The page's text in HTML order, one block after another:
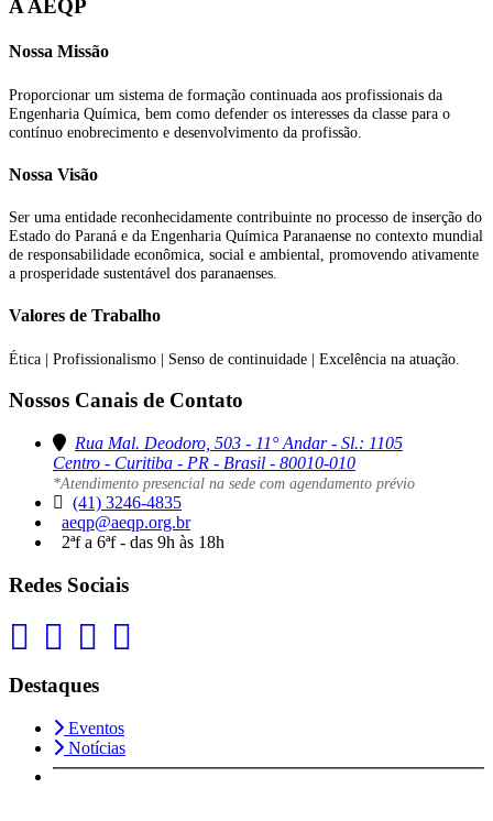
A AEQP
Nossa Missão
Proporcionar um sistema de formação continuada aos profissionais da
Engenharia Química, bem como defender os interesses da classe para o
contínuo enobrecimento e desenvolvimento da profissão.
Nossa Visão
Ser uma entidade reconhecidamente contribuinte no processo de inserção do
Estado do Paraná e da Engenharia Química Paranaense no contexto mundial
de responsabilidade econômica, social e ambiental, promovendo ativamente
a prosperidade sustentável dos paranaenses.
Valores de Trabalho
Ética | Profissionalismo | Senso de continuidade | Excelência na atuação.
Nossos Canais de Contato
Rua Mal. Deodoro, 503 - 11° Andar - Sl.: 1105
Centro - Curitiba - PR - Brasil - 80010-010
*Atendimento presencial na sede com agendamento prévio
(41) 3246-4835
aeqp@aeqp.org.br
2ªf a 6ªf - das 9h às 18h
Redes Sociais
Destaques
Eventos
Notícias